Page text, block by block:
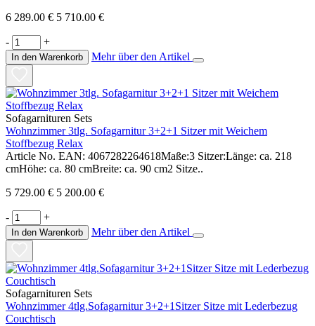
6 289.00 € 5 710.00 €
- +
In den Warenkorb Mehr über den Artikel
Sofagarnituren Sets
Wohnzimmer 3tlg. Sofagarnitur 3+2+1 Sitzer mit Weichem
Stoffbezug Relax
Article No. EAN: 4067282264618Maße:3 Sitzer:Länge: ca. 218
cmHöhe: ca. 80 cmBreite: ca. 90 cm2 Sitze..
5 729.00 € 5 200.00 €
- +
In den Warenkorb Mehr über den Artikel
Sofagarnituren Sets
Wohnzimmer 4tlg.Sofagarnitur 3+2+1Sitzer Sitze mit Lederbezug
Couchtisch